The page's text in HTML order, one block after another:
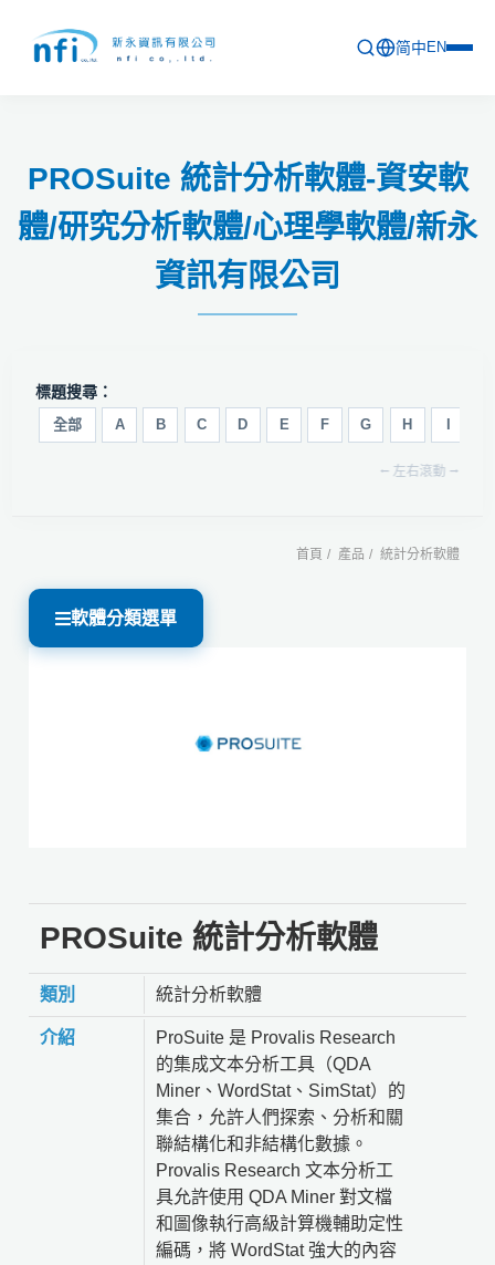
PROSuite 統計分析軟體-資安軟
體/研究分析軟體/心理學軟體/新永
資訊有限公司
最新活動
產品列表
軟體更新資訊
關於新永
简中EN
標題搜尋：
全部 A B C D E F G H
⭠ 左右滾動 ⭢
首頁 產品 統計分析軟體
軟體分類選單
PROSuite 統計分析軟體
類別 統計分析軟體
介紹
ProSuite 是 Provalis Research
的集成文本分析工具（QDA
Miner、WordStat、SimStat）的
集合，允許人們探索、分析和關
聯結構化和非結構化數據。
Provalis Research 文本分析工
具允許使用 QDA Miner 對文檔
和圖像執行高級計算機輔助定性
編碼，將 WordStat 強大的內容